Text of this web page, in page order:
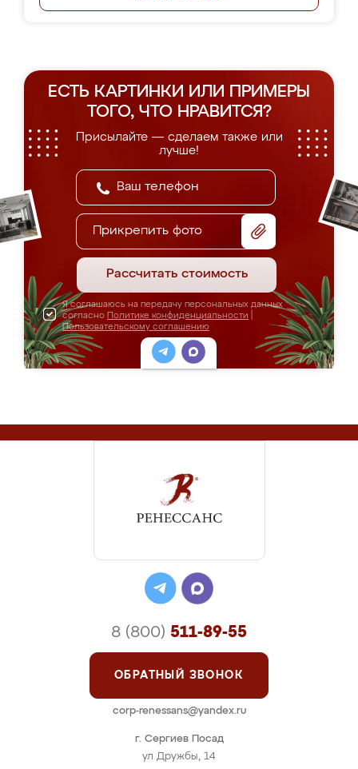
ЕСТЬ КАРТИНКИ ИЛИ ПРИМЕРЫ
ТОГО, ЧТО НРАВИТСЯ?
Присылайте — сделаем также или
лучше!
Прикрепить фото
Рассчитать стоимость
Я соглашаюсь на передачу персональных данных
согласно Политике конфиденциальности
Пользовательскому соглашению
г. Сергиев Посад
ул Дружбы, 14
8 (800) 511-89-55
ОБРАТНЫЙ ЗВОНОК
corp-renessans@yandex.ru